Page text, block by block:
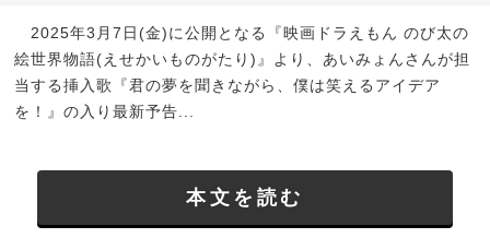
2025年3月7日(金)に公開となる『映画ドラえもん のび太の
絵世界物語(えせかいものがたり)』より、あいみょんさんが担
当する挿入歌『君の夢を聞きながら、僕は笑えるアイデア
を！』の入り最新予告...
本文を読む